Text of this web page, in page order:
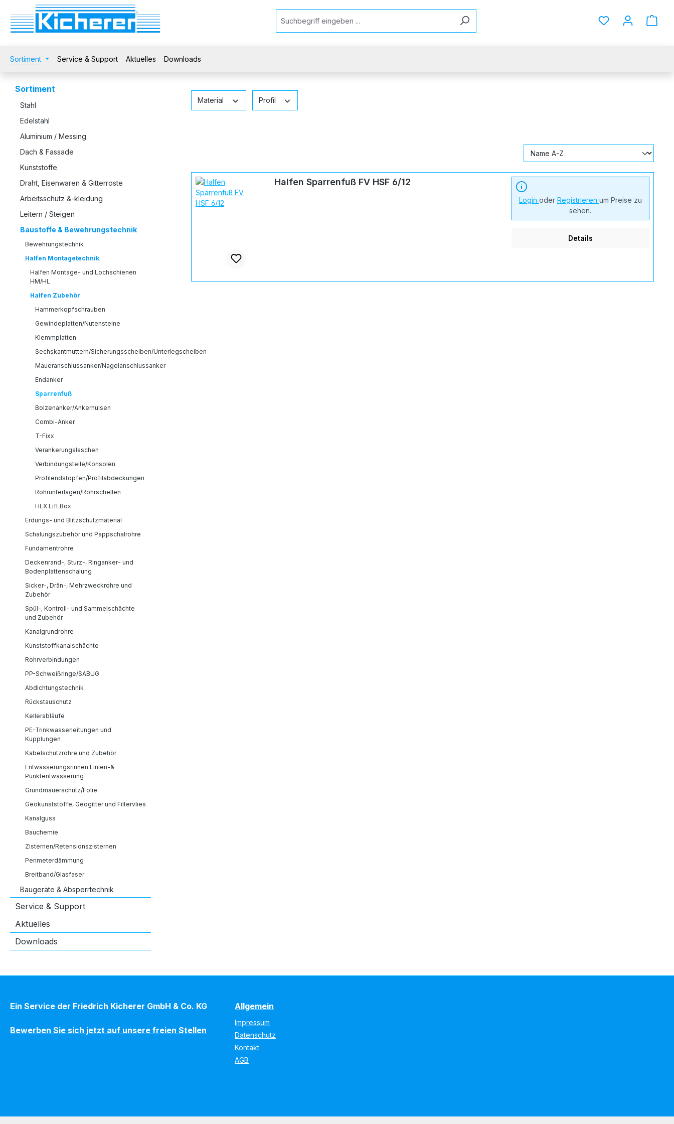
Hauptinhalt springen
Zur Suche springen
Zur Hauptnavigation springen
Du hast 0
Sortiment Service & Support Aktuelles Downloads
Sortiment
Stahl
Edelstahl
Aluminium / Messing
Dach & Fassade
Kunststoffe
Draht, Eisenwaren & Gitterroste
Arbeitsschutz &-kleidung
Leitern / Steigen
Baustoffe & Bewehrungstechnik
Bewehrungstechnik
Halfen Montagetechnik
Halfen Montage- und Lochschienen
HM/HL
Halfen Zubehör
Hammerkopfschrauben
Gewindeplatten/Nutensteine
Klemmplatten
Sechskantmuttern/Sicherungsscheiben/Unterlegscheiben
Maueranschlussanker/Nagelanschlussanker
Endanker
Sparrenfuß
Bolzenanker/Ankerhülsen
Combi-Anker
T-Fixx
Verankerungslaschen
Verbindungsteile/Konsolen
Profilendstopfen/Profilabdeckungen
Rohrunterlagen/Rohrschellen
HLX Lift Box
Erdungs- und Blitzschutzmaterial
Schalungszubehör und Pappschalrohre
Fundamentrohre
Deckenrand-, Sturz-, Ringanker- und
Bodenplattenschalung
Sicker-, Drän-, Mehrzweckrohre und
Zubehör
Spül-, Kontroll- und Sammelschächte
und Zubehör
Kanalgrundrohre
Kunststoffkanalschächte
Rohrverbindungen
PP-Schweißringe/SABUG
Abdichtungstechnik
Rückstauschutz
Kellerabläufe
PE-Trinkwasserleitungen und
Kupplungen
Kabelschutzrohre und Zubehör
Entwässerungsrinnen Linien-&
Punktentwässerung
Grundmauerschutz/Folie
Geokunststoffe, Geogitter und Filtervlies
Kanalguss
Bauchemie
Zisternen/Retensionszisternen
Perimeterdämmung
Breitband/Glasfaser
Baugeräte & Absperrtechnik
Service & Support
Aktuelles
Downloads
Material Profil
Halfen Sparrenfuß FV HSF 6/12
Login oder Registrieren um Preise zu
sehen.
Details
Ein Service der Friedrich Kicherer GmbH & Co. KG
Bewerben Sie sich jetzt auf unsere freien Stellen
Allgemein
Impressum
Datenschutz
Kontakt
AGB